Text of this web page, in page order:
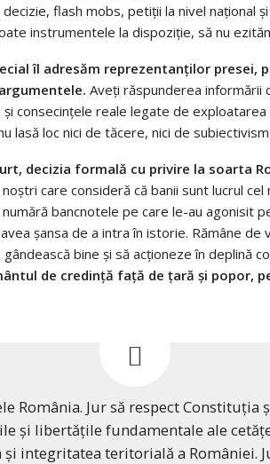
flash mobs, petiţii la nivel naţional
instrumentele la dispoziţie, să nu
îl adresăm reprezentanţilor presei,
Aveţi răspunderea
consecinţele reale legate de
lasă loc nici de tăcere, nici de
decizia formală cu privire la soarta
noştri care consideră că banii sunt lucrul
bancnotele pe care le-au agonisit
şansa de a intra în istorie. Rămâne de
bine şi să acţioneze în deplină
de credinţă faţă de ţară şi popor,
România. Jur să respect Constituţia
şi libertăţile fundamentale ale
integritatea teritorială a României.